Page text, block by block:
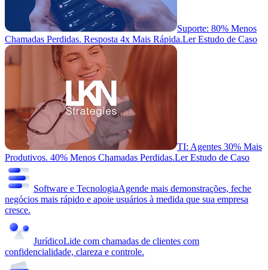
Suporte: 80% Menos
Chamadas Perdidas. Resposta 4x Mais Rápida.Ler Estudo de Caso
TI: Agentes 30% Mais
Produtivos. 40% Menos Chamadas Perdidas.Ler Estudo de Caso
Software e TecnologiaAgende mais demonstrações, feche
negócios mais rápido e apoie usuários à medida que sua empresa
cresce.
JurídicoLide com chamadas de clientes com
confidencialidade, clareza e controle.